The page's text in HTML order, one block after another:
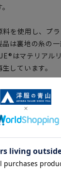
を使用し、プ
は裏地の糸の
はマテリアル
しています。
(当社比)
め、色味やサイ
、予めご了承
ります。サイズ
ださい。